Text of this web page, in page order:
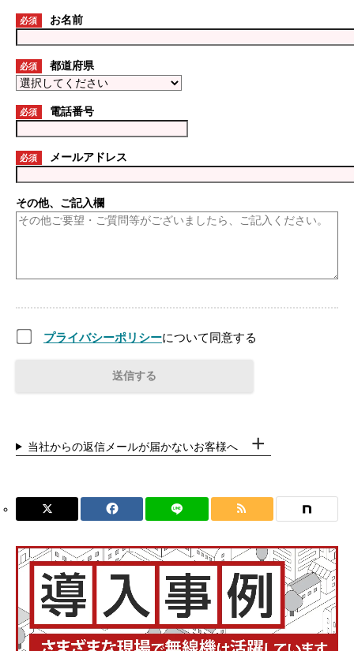
必須 お名前
必須 都道府県
必須 電話番号
必須 メールアドレス
その他、ご記入欄
プライバシーポリシーについて同意する
当社からの返信メールが届かないお客様へ